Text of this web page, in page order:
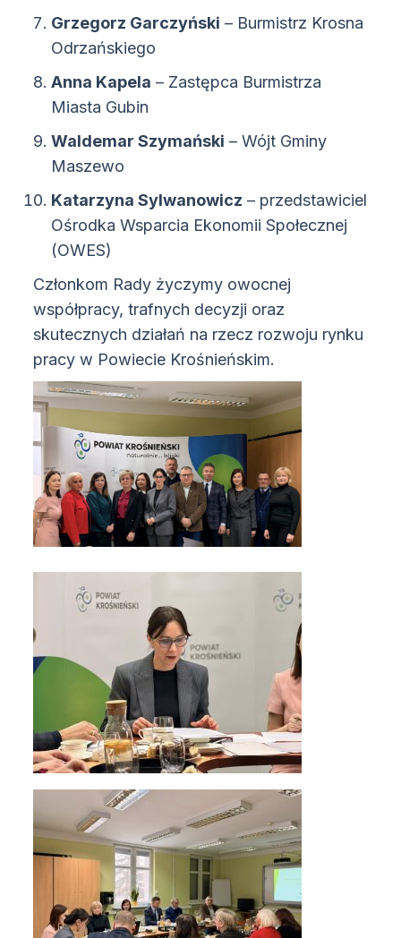
Grzegorz Garczyński – Burmistrz Krosna
Odrzańskiego
Anna Kapela – Zastępca Burmistrza
Miasta Gubin
Waldemar Szymański – Wójt Gminy
Maszewo
Katarzyna Sylwanowicz – przedstawiciel
Ośrodka Wsparcia Ekonomii Społecznej
(OWES)
Członkom Rady życzymy owocnej
współpracy, trafnych decyzji oraz
skutecznych działań na rzecz rozwoju rynku
pracy w Powiecie Krośnieńskim.